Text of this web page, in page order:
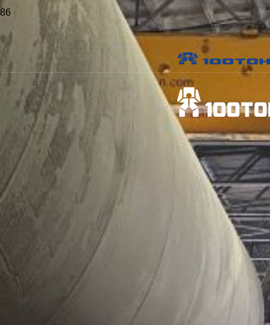
Проекты
Разгрузка и установка частей гидравлического
листогибочного пресса PPEB-H 1000/120-CO-MAN
Разгрузка и установка
частей гидравлического
листогибочного пресса
PPEB-H 1000/120-CO-MAN
Заказчик:
ЗАО «ЭЛСИ Стальконструкция»
Объект:
Местоположение:
Новосибирская область, Искитимский
Опубликовано:
30 мая 2019 г.